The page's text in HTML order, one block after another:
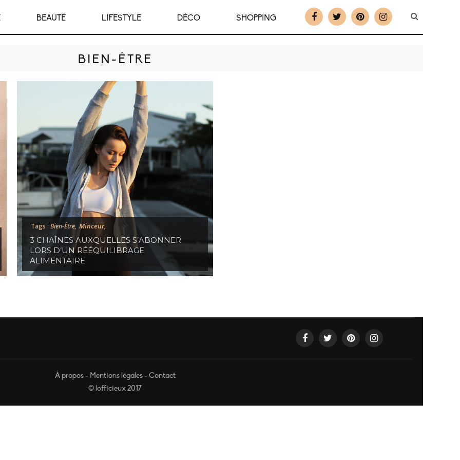
BEAUTÉ LIFESTYLE DÉCO SHOPPING
BIEN-ÊTRE
Tags :Bien-Être, Minceur,
3 CHAÎNES AUXQUELLES S’ABONNER
LORS D’UN RÉÉQUILIBRAGE
ALIMENTAIRE
À propos- Mentions légales- Contact
© lofficieux 2017